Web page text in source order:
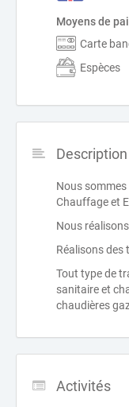
Moyens de
Carte
Espèces
Description
Nous sommes
Chauffage et
Nous
Réalisons des
Tout type de
sanitaire et
chaudières
Activités